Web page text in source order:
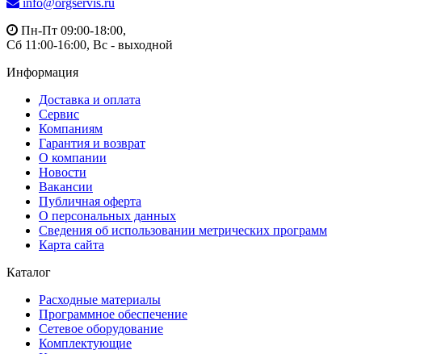
Пн-Пт 09:00-18:00,
Сб 11:00-16:00, Вс - выходной
Информация
Доставка и оплата
Сервис
Компаниям
Гарантия и возврат
О компании
Новости
Вакансии
Публичная оферта
О персональных данных
Сведения об использовании метрических программ
Карта сайта
Каталог
Расходные материалы
Программное обеспечение
Сетевое оборудование
Комплектующие